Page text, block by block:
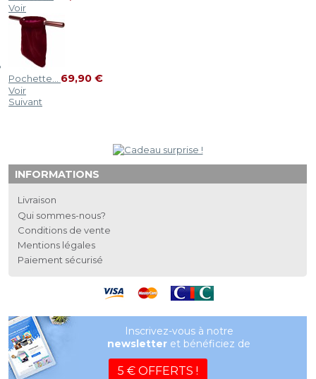
Voir
Pochette... 69,90 €
Voir
Suivant
INFORMATIONS
Livraison
Qui sommes-nous?
Conditions de vente
Mentions légales
Paiement sécurisé
Inscrivez-vous à notre
newsletter et bénéficiez de
5 € OFFERTS !